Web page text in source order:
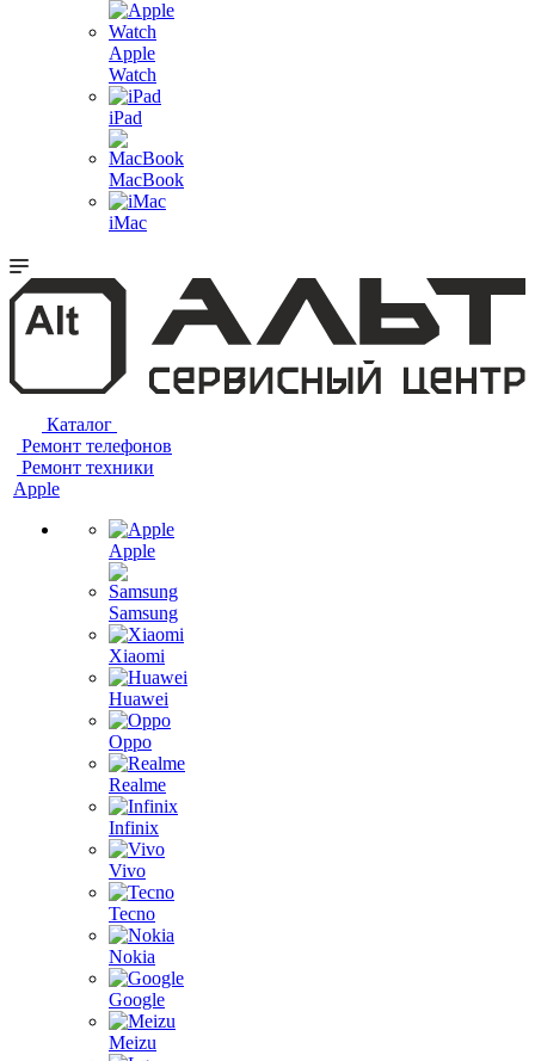
Apple
Watch
iPad
MacBook
iMac
Каталог
Ремонт телефонов
Ремонт техники
Apple
Apple
Samsung
Xiaomi
Huawei
Oppo
Realme
Infinix
Vivo
Tecno
Nokia
Google
Meizu